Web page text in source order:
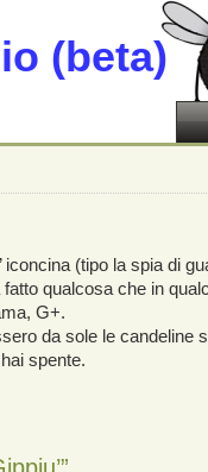
(beta)
iconcina (tipo la spia di
qualcosa che in
G+.
da sole le candeline
spente.